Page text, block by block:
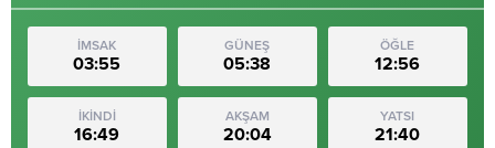
İMSAK
03:55
GÜNEŞ
05:38
ÖĞLE
12:56
İKİNDİ
16:49
AKŞAM
20:04
YATSI
21:40